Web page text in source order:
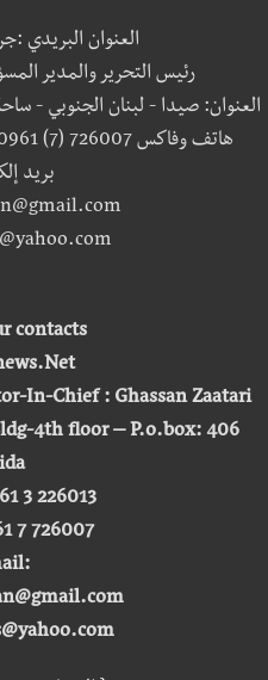
العنوان البريدي
رئيس التحرير والمدير
العنوان: صيدا - لبنان الجنوبي - ساحة
هاتف وفاكس 726007 (7) 00961 - خليوي 226013 (3) 00961
بريد
contacts
In-Chief : Ghassan Zaatari
4th floor – P.o.box: 406
3 226013
7 726007